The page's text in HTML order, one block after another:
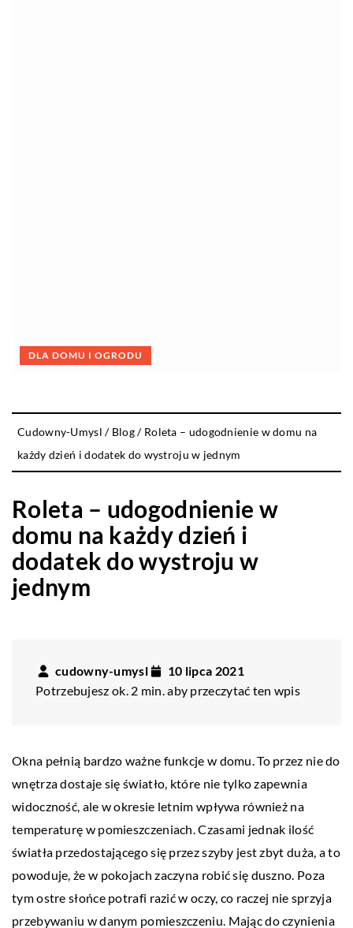
DLA DOMU I OGRODU
Cudowny-Umysl / Blog/ Roleta – udogodnienie w domu na
każdy dzień i dodatek do wystroju w jednym
Roleta – udogodnienie w
domu na każdy dzień i
dodatek do wystroju w
jednym
cudowny-umysl
10 lipca 2021
Potrzebujesz ok. 2 min. aby przeczytać ten wpis
Okna pełnią bardzo ważne funkcje w domu. To przez nie do
wnętrza dostaje się światło, które nie tylko zapewnia
widoczność, ale w okresie letnim wpływa również na
temperaturę w pomieszczeniach. Czasami jednak ilość
światła przedostającego się przez szyby jest zbyt duża, a to
powoduje, że w pokojach zaczyna robić się duszno. Poza
tym ostre słońce potrafi razić w oczy, co raczej nie sprzyja
przebywaniu w danym pomieszczeniu. Mając do czynienia